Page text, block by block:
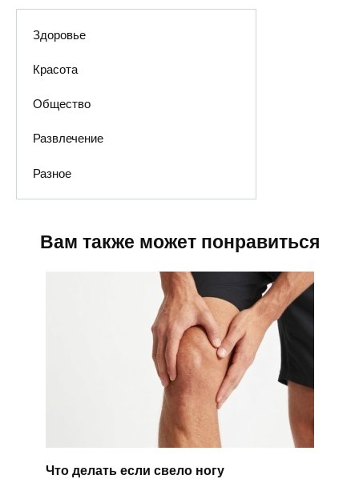
Здоровье
Красота
Общество
Развлечение
Разное
Вам также может понравиться
Что делать если свело ногу